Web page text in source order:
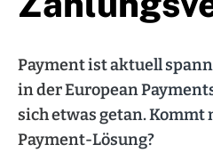
Payment ist aktuell
in der European
sich etwas getan. Kommt
Payment-Lösung?